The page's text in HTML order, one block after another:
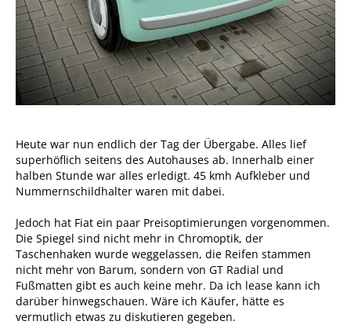
Heute war nun endlich der Tag der Übergabe. Alles lief
superhöflich seitens des Autohauses ab. Innerhalb einer
halben Stunde war alles erledigt. 45 kmh Aufkleber und
Nummernschildhalter waren mit dabei.
Jedoch hat Fiat ein paar Preisoptimierungen vorgenommen.
Die Spiegel sind nicht mehr in Chromoptik, der
Taschenhaken wurde weggelassen, die Reifen stammen
nicht mehr von Barum, sondern von GT Radial und
Fußmatten gibt es auch keine mehr. Da ich lease kann ich
darüber hinwegschauen. Wäre ich Käufer, hätte es
vermutlich etwas zu diskutieren gegeben.